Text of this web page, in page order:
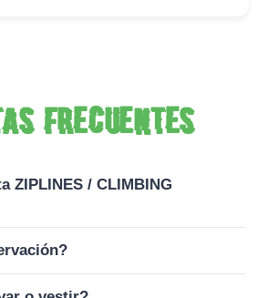
frecuentes
ZIPLINES / CLIMBING